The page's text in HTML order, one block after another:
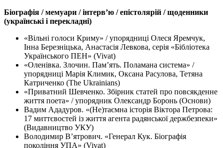
Біографія / мемуари / інтерв’ю / епістолярій / щоденники
(українські і перекладні)
«Вільні голоси Криму» / упорядниці Олеся Яремчук,
Інна Березніцька, Анастасія Левкова, серія «Бібліотека
Українського ПЕН» (Vivat)
«Оленівка. Злочин. Пам’ять. Поламана система» /
упорядниці Марія Климик, Оксана Расулова, Тетяна
Катриченко (The Ukrainians)
«Приватний Шевченко. Збірник статей про повсякденне
життя поета» / упорядник Олександр Боронь (Основи)
Вадим Ададуров. «(Не)таємна історія Віктора Петрова:
17 миттєвостей із життя агента радянської держбезпеки»
(Видавництво УКУ)
Володимир В’ятрович. «Генерал Кук. Біографія
покоління УПА» (Vivat)